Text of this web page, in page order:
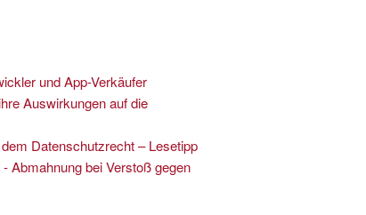
und App-Verkäufer
Auswirkungen auf die
Datenschutzrecht – Lesetipp
Abmahnung bei Verstoß gegen